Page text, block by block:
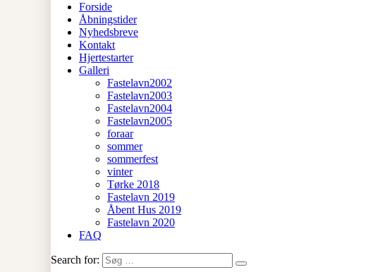
Forside
Åbningstider
Nyhedsbreve
Kontakt
Hjertestarter
Galleri
Fastelavn2002
Fastelavn2003
Fastelavn2004
Fastelavn2005
foraar
sommer
sommerfest
vinter
Tørke 2018
Fastelavn 2019
Åbent Hus 2019
Fastelavn 2020
FAQ
Search for: